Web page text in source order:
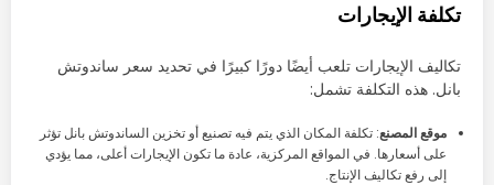
تكلفة الإيجارات
تكاليف الإيجارات تلعب أيضًا دورًا كبيرًا في تحديد سعر ساندوتش
بانل. هذه التكلفة تشمل:
موقع المصنع: تكلفة المكان الذي يتم فيه تصنيع أو تخزين الساندوتش بانل تؤثر
على أسعارها. في المواقع المركزية، عادة ما تكون الإيجارات أعلى، مما يؤدي
إلى رفع تكاليف الإنتاج.